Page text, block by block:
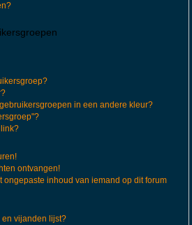
in een andere kleur?
ontvangen!
ongepaste inhoud van iemand op dit forum
vijanden lijst?